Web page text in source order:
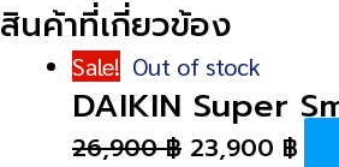
สินค้าที่เกี่ยวข้อง
Sale! Out of stock
DAIKIN Super
26,900฿ 23,900 ฿